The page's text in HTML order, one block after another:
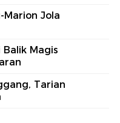
Marion Jola
Magis
Tarian